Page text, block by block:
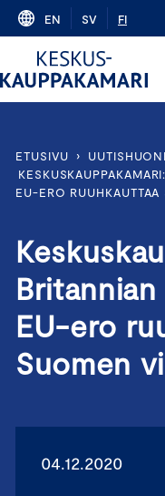
Skip
content
EN SV FI
ETUSIVU ›
EU-ERO
EU-ero
Suomen
04.12.2020